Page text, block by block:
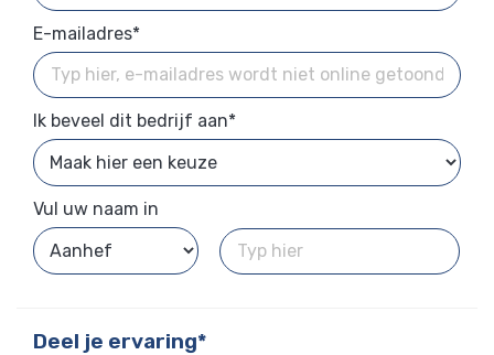
E-mailadres*
Ik beveel dit bedrijf aan*
Vul uw naam in
Deel je ervaring*